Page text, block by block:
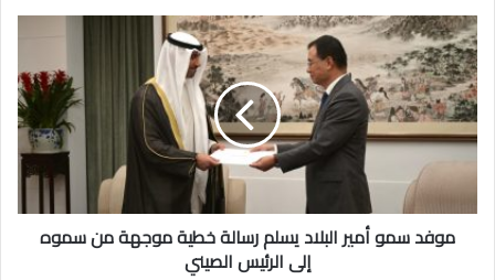
للأمم
المتحدة
موفد
سمو
أمير
البلاد
يسلم
رسالة
خطية
موجهة
من
سموه
موفد سمو أمير البلاد يسلم رسالة خطية موجهة من سموه
إلى الرئيس الصيني